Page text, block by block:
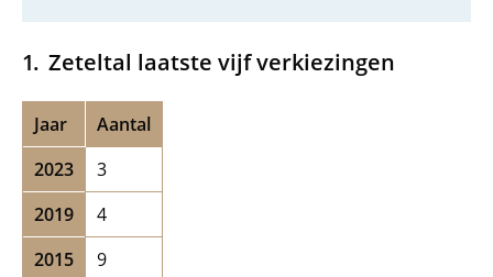
Zeteltal laatste vijf verkiezingen
Jaar
Aantal
2023
3
2019
4
2015
9